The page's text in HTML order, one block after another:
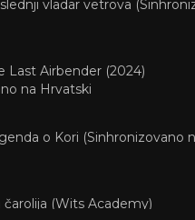
vladar vetrova
Last Airbender (2024)
na Hrvatski
o Kori (Sinhronizovano
čarolija (Wits Academy)